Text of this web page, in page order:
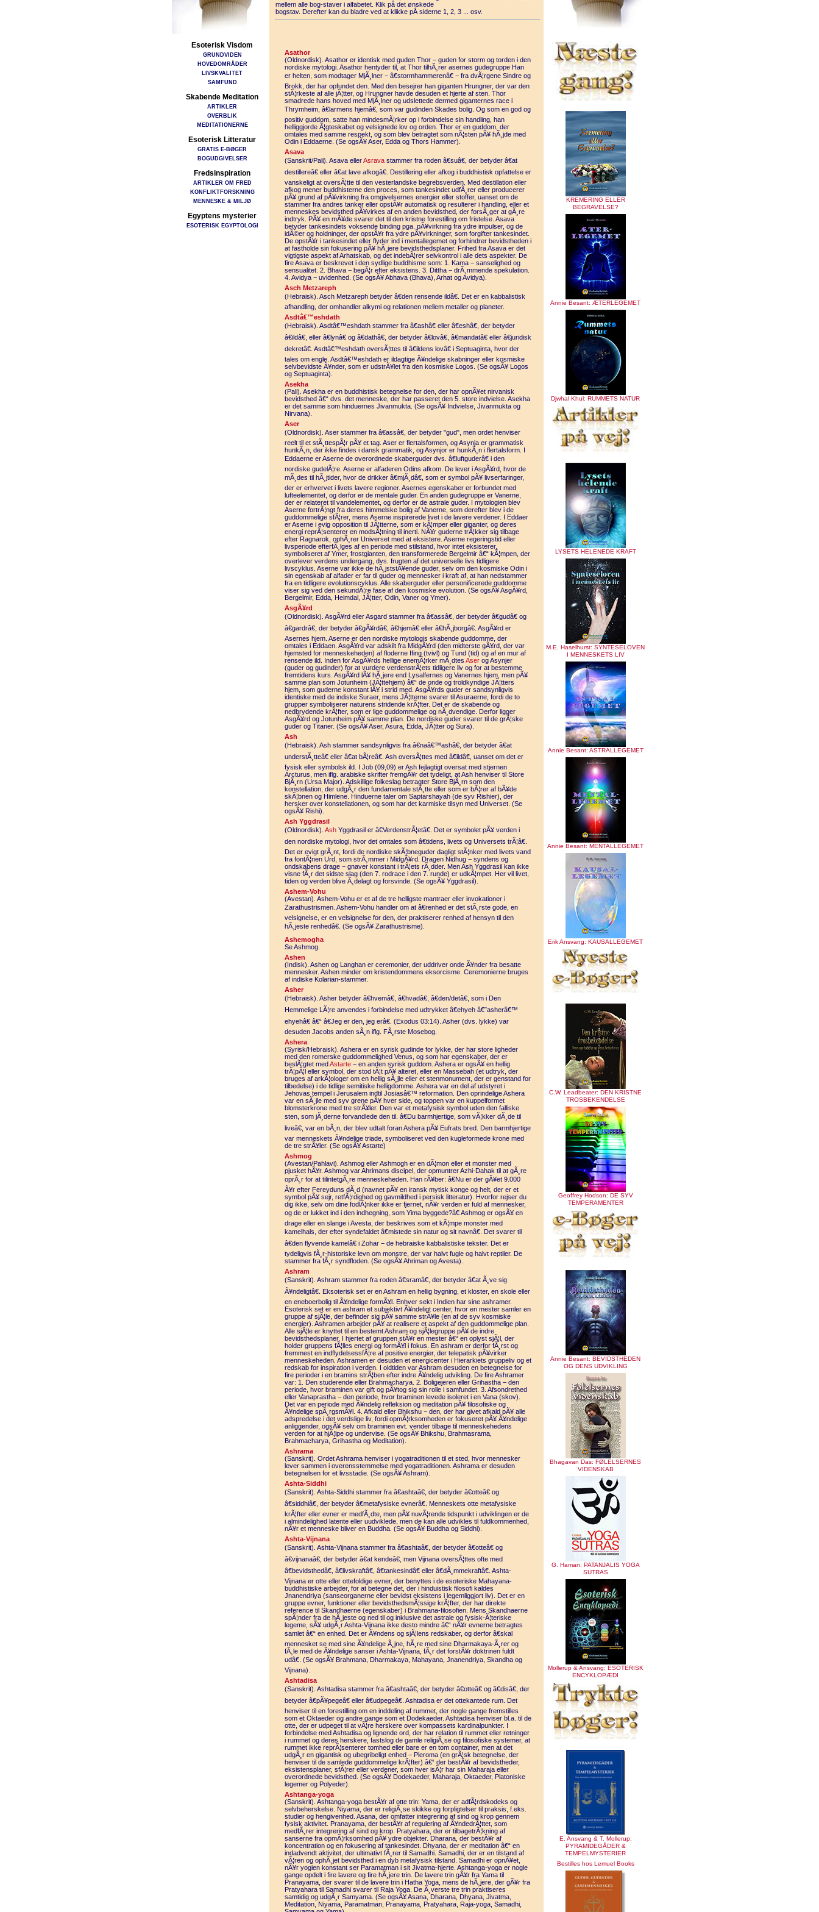
Esoterisk Visdom
GRUNDVIDEN
HOVEDOMRÅDER
LIVSKVALITET
SAMFUND
Skabende Meditation
ARTIKLER
OVERBLIK
MEDITATIONERNE
Esoterisk Litteratur
GRATIS E-BØGER
BOGUDGIVELSER
Fredsinspiration
ARTIKLER OM FRED
KONFLIKTFORSKNING
MENNESKE & MILJØ
Egyptens mysterier
ESOTERISK EGYPTOLOGI
mellem alle bog-staver i alfabetet. Klik på det ønskede
bogstav. Derefter kan du bladre ved at klikke pÅ siderne 1, 2, 3 ... osv.
Asathor
(Oldnordisk). Asathor er identisk med guden Thor − guden for storm og torden i den
nordiske mytologi. Asathor hentyder til, at Thor tilhÃ¸rer asernes gudegruppe Han
er helten, som modtager MjÃ¸lner − â€stormhammerenâ€ − fra dvÃ¦rgene Sindre og
Brokk, der har opfundet den. Med den besejrer han giganten Hrungner, der var den
stÃ¦rkeste af alle jÃ¦tter, og Hrungner havde desuden et hjerte af sten. Thor
smadrede hans hoved med MjÃ¸lner og udslettede dermed giganternes race i
Thrymheim, â€larmens hjemâ€, som var gudinden Skades bolig. Og som en god og
positiv guddom, satte han mindesmÃ¦rker op i forbindelse sin handling, han
helliggjorde Ã¦gteskabet og velsignede lov og orden. Thor er en guddom, der
omtales med samme respekt, og som blev betragtet som nÃ¦sten pÃ¥ hÃ¸jde med
Odin i Eddaerne. (Se ogsÃ¥ Aser, Edda og Thors Hammer).
Asava
(Sanskrit/Pali). Asava ellerAsrava stammer fra roden â€suâ€, der betyder â€at
destillereâ€ eller â€at lave afkogâ€. Destillering eller afkog i buddhistisk opfattelse er
vanskeligt at oversÃ¦tte til den vesterlandske begrebsverden. Med destillation eller
afkog mener buddhisterne den proces, som tankesindet udfÃ¸rer eller producerer
pÃ¥ grund af pÃ¥virkning fra omgivelsernes energier eller stoffer, uanset om de
stammer fra andres tanker eller opstÃ¥r automatisk og resulterer i handling, eller et
menneskes bevidsthed pÃ¥virkes af en anden bevidsthed, der forsÃ¸ger at gÃ¸re
indtryk. PÃ¥ en mÃ¥de svarer det til den kristne forestilling om fristelse. Asava
betyder tankesindets voksende binding pga. pÃ¥virkning fra ydre impulser, og de
idÃ©er og holdninger, der opstÃ¥r fra ydre pÃ¥virkninger, som forgifter tankesindet.
De opstÃ¥r i tankesindet eller flyder ind i mentallegemet og forhindrer bevidstheden i
at fastholde sin fokusering pÃ¥ hÃ¸jere bevidsthedsplaner. Frihed fra Asava er det
vigtigste aspekt af Arhatskab, og det indebÃ¦rer selvkontrol i alle dets aspekter. De
fire Asava er beskrevet i den sydlige buddhisme som: 1. Kama − sanselighed og
sensualitet. 2. Bhava − begÃ¦r efter eksistens. 3. Dittha − drÃ¸mmende spekulation.
4. Avidya − uvidenhed. (Se ogsÃ¥ Abhava (Bhava), Arhat og Avidya).
Asch Metzareph
(Hebraisk). Asch Metzareph betyder â€den rensende ildâ€. Det er en kabbalistisk
afhandling, der omhandler alkymi og relationen mellem metaller og planeter.
Asdtâ€™eshdath
(Hebraisk). Asdtâ€™eshdath stammer fra â€ashâ€ eller â€eshâ€, der betyder
â€ildâ€, eller â€lynâ€ og â€dathâ€, der betyder â€lovâ€, â€mandatâ€ eller â€juridisk
dekretâ€. Asdtâ€™eshdath oversÃ¦ttes til â€ildens lovâ€ i Septuaginta, hvor der
tales om engle. Asdtâ€™eshdath er ildagtige Ã¥ndelige skabninger eller kosmiske
selvbevidste Ã¥nder, som er udstrÃ¥let fra den kosmiske Logos. (Se ogsÃ¥ Logos
og Septuaginta).
Asekha
(Pali). Asekha er en buddhistisk betegnelse for den, der har opnÃ¥et nirvanisk
bevidsthed â€“ dvs. det menneske, der har passeret den 5. store indvielse. Asekha
er det samme som hinduernes Jivanmukta. (Se ogsÃ¥ Indvielse, Jivanmukta og
Nirvana).
Aser
(Oldnordisk). Aser stammer fra â€assâ€, der betyder "gud", men ordet henviser
reelt til et stÃ¸ttespÃ¦r pÃ¥ et tag. Aser er flertalsformen, og Asynja er grammatisk
hunkÃ¸n, der ikke findes i dansk grammatik, og Asynjor er hunkÃ¸n i flertalsform. I
Eddaerne er Aserne de overordnede skaberguder dvs. â€luftguderâ€ i den
nordiske gudelÃ¦re. Aserne er alfaderen Odins afkom. De lever i AsgÃ¥rd, hvor de
mÃ¸des til hÃ¸jtider, hvor de drikker â€mjÃ¸dâ€, som er symbol pÃ¥ livserfaringer,
der er erhvervet i livets lavere regioner. Asernes egenskaber er forbundet med
lufteelementet, og derfor er de mentale guder. En anden gudegruppe er Vanerne,
der er relateret til vandelementet, og derfor er de astrale guder. I mytologien blev
Aserne fortrÃ¦ngt fra deres himmelske bolig af Vanerne, som derefter blev i de
guddommelige sfÃ¦rer, mens Aserne inspirerede livet i de lavere verdener. I Eddaer
er Aserne i evig opposition til JÃ¦tterne, som er kÃ¦mper eller giganter, og deres
energi reprÃ¦senterer en modsÃ¦tning til inerti. NÃ¥r guderne trÃ¦kker sig tilbage
efter Ragnarok, ophÃ¸rer Universet med at eksistere. Aserne regeringstid eller
livsperiode efterfÃ¸lges af en periode med stilstand, hvor intet eksisterer,
symboliseret af Ymer, frostgianten, den transformerede Bergelmir â€“ kÃ¦mpen, der
overlever verdens undergang, dvs. frugten af det universelle livs tidligere
livscyklus. Aserne var ikke de hÃ¸jststÃ¥ende guder, selv om den kosmiske Odin i
sin egenskab af alfader er far til guder og mennesker i kraft af, at han nedstammer
fra en tidligere evolutionscyklus. Alle skaberguder eller personificerede guddomme
viser sig ved den sekundÃ¦re fase af den kosmiske evolution. (Se ogsÃ¥ AsgÃ¥rd,
Bergelmir, Edda, Heimdal, JÃ¦tter, Odin, Vaner og Ymer).
AsgÃ¥rd
(Oldnordisk). AsgÃ¥rd eller Asgard stammer fra â€assâ€, der betyder â€gudâ€ og
â€gardrâ€, der betyder â€gÃ¥rdâ€, â€hjemâ€ eller â€hÃ¸jborgâ€. AsgÃ¥rd er
Asernes hjem. Aserne er den nordiske mytologis skabende guddomme, der
omtales i Eddaen. AsgÃ¥rd var adskilt fra MidgÃ¥rd (den midterste gÃ¥rd, der var
hjemsted for menneskeheden) af floderne Ifing (tvivl) og Tund (tid) og af en mur af
rensende ild. Inden for AsgÃ¥rds hellige enemÃ¦rker mÃ¸dtes Aser og Asynjer
(guder og gudinder) for at vurdere verdenstrÃ¦ets tidligere liv og for at bestemme
fremtidens kurs. AsgÃ¥rd lÃ¥ hÃ¸jere end Lysalfernes og Vanernes hjem, men pÃ¥
samme plan som Jotunheim (JÃ¦ttehjem) â€“ de onde og troldkyndige JÃ¦tters
hjem, som guderne konstant lÃ¥ i strid med. AsgÃ¥rds guder er sandsynligvis
identiske med de indiske Suraer, mens JÃ¦tterne svarer til Asuraerne, fordi de to
grupper symboliserer naturens stridende krÃ¦fter. Det er de skabende og
nedbrydende krÃ¦fter, som er lige guddommelige og nÃ¸dvendige. Derfor ligger
AsgÃ¥rd og Jotunheim pÃ¥ samme plan. De nordiske guder svarer til de grÃ¦ske
guder og Titaner. (Se ogsÃ¥ Aser, Asura, Edda, JÃ¦tter og Sura).
Ash
(Hebraisk). Ash stammer sandsynligvis fra â€naâ€™ashâ€, der betyder â€at
understÃ¸tteâ€ eller â€at bÃ¦reâ€. Ash oversÃ¦ttes med â€ildâ€, uanset om det er
fysisk eller symbolsk ild. I Job (09,09) er Ash fejlagtigt oversat med stjernen
Arcturus, men iflg. arabiske skrifter fremgÃ¥r det tydeligt, at Ash henviser til Store
BjÃ¸rn (Ursa Major). Adskillige folkeslag betragter Store BjÃ¸rn som den
konstellation, der udgÃ¸r den fundamentale stÃ¸tte eller som er bÃ¦rer af bÃ¥de
skÃ¦bnen og Himlene. Hinduerne taler om Saptarshayah (de syv Rishier), der
hersker over konstellationen, og som har det karmiske tilsyn med Universet. (Se
ogsÃ¥ Rishi).
Ash Yggdrasil
(Oldnordisk). Ash Yggdrasil er â€VerdenstrÃ¦etâ€. Det er symbolet pÃ¥ verden i
den nordiske mytologi, hvor det omtales som â€tidens, livets og Universets trÃ¦â€.
Det er evigt grÃ¸nt, fordi de nordiske skÃ¦bneguder dagligt stÃ¦nker med livets vand
fra fontÃ¦nen Urd, som strÃ¸mmer i MidgÃ¥rd. Dragen Nidhug − syndens og
ondskabens drage − gnaver konstant i trÃ¦ets rÃ¸dder. Men Ash Yggdrasil kan ikke
visne fÃ¸r det sidste slag (den 7. rodrace i den 7. runde) er udkÃ¦mpet. Her vil livet,
tiden og verden blive Ã¸delagt og forsvinde. (Se ogsÃ¥ Yggdrasil).
Ashem-Vohu
(Avestan). Ashem-Vohu er et af de tre helligste mantraer eller invokationer i
Zarathustrismen. Ashem-Vohu handler om at â€renhed er det stÃ¸rste gode, en
velsignelse, er en velsignelse for den, der praktiserer renhed af hensyn til den
hÃ¸jeste renhedâ€. (Se ogsÃ¥ Zarathustrisme).
Ashemogha
Se Ashmog.
Ashen
(Indisk). Ashen og Langhan er ceremonier, der uddriver onde Ã¥nder fra besatte
mennesker. Ashen minder om kristendommens eksorcisme. Ceremonierne bruges
af indiske Kolarian-stammer.
Asher
(Hebraisk). Asher betyder â€hvemâ€, â€hvadâ€, â€den/detâ€, som i Den
Hemmelige LÃ¦re anvendes i forbindelse med udtrykket â€ehyeh â€˜asherâ€™
ehyehâ€ â€“ â€Jeg er den, jeg erâ€. (Exodus 03:14). Asher (dvs. lykke) var
desuden Jacobs anden sÃ¸n iflg. FÃ¸rste Mosebog.
Ashera
(Syrisk/Hebraisk). Ashera er en syrisk gudinde for lykke, der har store ligheder
med den romerske guddommelighed Venus, og som har egenskaber, der er
beslÃ¦gtet medAstarte − en anden syrisk guddom. Ashera er ogsÃ¥ en hellig
trÃ¦pÃ¦l eller symbol, der stod tÃ¦t pÃ¥ alteret, eller en Massebah (et udtryk, der
bruges af arkÃ¦ologer om en hellig sÃ¸jle eller et stenmonument, der er genstand for
tilbedelse) i de tidlige semitiske helligdomme. Ashera var en del af udstyret i
Jehovas tempel i Jerusalem indtil Josiasâ€™ reformation. Den oprindelige Ashera
var en sÃ¸jle med syv grene pÃ¥ hver side, og toppen var en kuppelformet
blomsterkrone med tre strÃ¥ler. Den var et metafysisk symbol uden den falliske
sten, som jÃ¸derne forvandlede den til. â€Du barmhjertige, som vÃ¦kker dÃ¸de til
liveâ€, var en bÃ¸n, der blev udtalt foran Ashera pÃ¥ Eufrats bred. Den barmhjertige
var menneskets Ã¥ndelige triade, symboliseret ved den kugleformede krone med
de tre strÃ¥ler. (Se ogsÃ¥ Astarte)
Ashmog
(Avestan/Pahlavi). Ashmog eller Ashmogh er en dÃ¦mon eller et monster med
pjusket hÃ¥r. Ashmog var Ahrimans discipel, der opmuntrer Azhi-Dahak til at gÃ¸re
oprÃ¸r for at tilintetgÃ¸re menneskeheden. Han rÃ¥ber: â€Nu er der gÃ¥et 9.000
Ã¥r efter Fereyduns dÃ¸d (navnet pÃ¥ en iransk mytisk konge og helt, der er et
symbol pÃ¥ sejr, retfÃ¦rdighed og gavmildhed i persisk litteratur). Hvorfor rejser du
dig ikke, selv om dine fodlÃ¦nker ikke er fjernet, nÃ¥r verden er fuld af mennesker,
og de er lukket ind i den indhegning, som Yima byggede?â€ Ashmog er ogsÃ¥ en
drage eller en slange i Avesta, der beskrives som et kÃ¦mpe monster med
kamelhals, der efter syndefaldet â€mistede sin natur og sit navnâ€. Det svarer til
â€den flyvende kamelâ€ i Zohar − de hebraiske kabbalistiske tekster. Det er
tydeligvis fÃ¸r-historiske levn om monstre, der var halvt fugle og halvt reptiler. De
stammer fra fÃ¸r syndfloden. (Se ogsÃ¥ Ahriman og Avesta).
Ashram
(Sanskrit). Ashram stammer fra roden â€sramâ€, der betyder â€at Ã¸ve sig
Ã¥ndeligtâ€. Eksoterisk set er en Ashram en hellig bygning, et kloster, en skole eller
en eneboerbolig til Ã¥ndelige formÃ¥l. Enhver sekt i Indien har sine ashramer.
Esoterisk set er en ashram et subjektivt Ã¥ndeligt center, hvor en mester samler en
gruppe af sjÃ¦le, der befinder sig pÃ¥ samme strÃ¥le (en af de syv kosmiske
energier). Ashramen arbejder pÃ¥ at realisere et aspekt af den guddommelige plan.
Alle sjÃ¦le er knyttet til en bestemt Ashram og sjÃ¦legruppe pÃ¥ de indre
bevidsthedsplaner. I hjertet af gruppen stÃ¥r en mester â€“ en oplyst sjÃ¦l, der
holder gruppens fÃ¦lles energi og formÃ¥l i fokus. En ashram er derfor fÃ¸rst og
fremmest en indflydelsessfÃ¦re af positive energier, der telepatisk pÃ¥virker
menneskeheden. Ashramen er desuden et energicenter i Hierarkiets gruppeliv og et
redskab for inspiration i verden. I oldtiden var Ashram desuden en betegnelse for
fire perioder i en bramins strÃ¦ben efter indre Ã¥ndelig udvikling. De fire Ashramer
var: 1. Den studerende eller Brahmacharya. 2. Boligejeren eller Grihastha − den
periode, hvor braminen var gift og pÃ¥tog sig sin rolle i samfundet. 3. Afsondrethed
eller Vanaprastha − den periode, hvor braminen levede isoleret i en Vana (skov).
Det var en periode med Ã¥ndelig refleksion og meditation pÃ¥ filosofiske og
Ã¥ndelige spÃ¸rgsmÃ¥l. 4. Afkald eller Bhikshu − den, der har givet afkald pÃ¥ alle
adspredelse i det verdslige liv, fordi opmÃ¦rksomheden er fokuseret pÃ¥ Ã¥ndelige
anliggender, ogsÃ¥ selv om braminen evt. vender tilbage til menneskehedens
verden for at hjÃ¦lpe og undervise. (Se ogsÃ¥ Bhikshu, Brahmasrama,
Brahmacharya, Grihastha og Meditation).
Ashrama
(Sanskrit). Ordet Ashrama henviser i yogatraditionen til et sted, hvor mennesker
lever sammen i overensstemmelse med yogatraditionen. Ashrama er desuden
betegnelsen for et livsstadie. (Se ogsÃ¥ Ashram).
Ashta-Siddhi
(Sanskrit). Ashta-Siddhi stammer fra â€ashtaâ€, der betyder â€otteâ€ og
â€siddhiâ€, der betyder â€metafysiske evnerâ€. Menneskets otte metafysiske
krÃ¦fter eller evner er medfÃ¸dte, men pÃ¥ nuvÃ¦rende tidspunkt i udviklingen er de
i almindelighed latente eller uudviklede, men de kan alle udvikles til fuldkommenhed,
nÃ¥r et menneske bliver en Buddha. (Se ogsÃ¥ Buddha og Siddhi).
Ashta-Vijnana
(Sanskrit). Ashta-Vijnana stammer fra â€ashtaâ€, der betyder â€otteâ€ og
â€vijnanaâ€, der betyder â€at kendeâ€, men Vijnana oversÃ¦ttes ofte med
â€bevidsthedâ€, â€livskraftâ€, â€tankesindâ€ eller â€dÃ¸mmekraftâ€. Ashta-
Vijnana er otte eller ottefoldige evner, der benyttes i de esoteriske Mahayana-
buddhistiske arbejder, for at betegne det, der i hinduistisk filosofi kaldes
Jnanendriya (sanseorganerne eller bevidst eksistens i legemliggjort liv). Det er en
gruppe evner, funktioner eller bevidsthedsmÃ¦ssige krÃ¦fter, der har direkte
reference til Skandhaerne (egenskaber) i Brahmana-filosofien. Mens Skandhaerne
spÃ¦nder fra de hÃ¸jeste og ned til og inklusive det astrale og fysisk-Ã¦teriske
legeme, sÃ¥ udgÃ¸r Ashta-Vijnana ikke desto mindre â€“ nÃ¥r evnerne betragtes
samlet â€“ en enhed. Det er Ã¥ndens og sjÃ¦lens redskaber, og derfor â€skal
mennesket se med sine Ã¥ndelige Ã¸jne, hÃ¸re med sine Dharmakaya-Ã¸rer og
fÃ¸le med de Ã¥ndelige sanser i Ashta-Vijnana, fÃ¸r det forstÃ¥r doktrinen fuldt
udâ€. (Se ogsÃ¥ Brahmana, Dharmakaya, Mahayana, Jnanendriya, Skandha og
Vijnana).
Ashtadisa
(Sanskrit). Ashtadisa stammer fra â€ashtaâ€, der betyder â€otteâ€ og â€disâ€, der
betyder â€pÃ¥pegeâ€ eller â€udpegeâ€. Ashtadisa er det ottekantede rum. Det
henviser til en forestilling om en inddeling af rummet, der nogle gange fremstilles
som et Oktaeder og andre gange som et Dodekaeder. Ashtadisa henviser bl.a. til de
otte, der er udpeget til at vÃ¦re herskere over kompassets kardinalpunkter. I
forbindelse med Ashtadisa og lignende ord, der har relation til rummet eller retninger
i rummet og deres herskere, fastslog de gamle religiÃ¸se og filosofiske systemer, at
rummet ikke reprÃ¦senterer tomhed eller bare er en tom container, men at det
udgÃ¸r en gigantisk og ubegribeligt enhed − Pleroma (en grÃ¦sk betegnelse, der
henviser til de samlede guddommelige krÃ¦fter) â€“ der bestÃ¥r af bevidstheder,
eksistensplaner, sfÃ¦rer eller verdener, som hver isÃ¦r har sin Maharaja eller
overordnede bevidsthed. (Se ogsÃ¥ Dodekaeder, Maharaja, Oktaeder, Platoniske
legemer og Polyeder).
Ashtanga-yoga
(Sanskrit). Ashtanga-yoga bestÃ¥r af otte trin: Yama, der er adfÃ¦rdskodeks og
selvbeherskelse. Niyama, der er religiÃ¸se skikke og forpligtelser til praksis, f.eks.
studier og hengivenhed. Asana, der omfatter integrering af sind og krop gennem
fysisk aktivitet. Pranayama, der bestÃ¥r af regulering af Ã¥ndedrÃ¦ttet, som
medfÃ¸rer integrering af sind og krop. Pratyahara, der er tilbagetrÃ¦kning af
sanserne fra opmÃ¦rksomhed pÃ¥ ydre objekter. Dharana, der bestÃ¥r af
koncentration og en fokusering af tankesindet. Dhyana, der er meditation â€“ en
indadvendt aktivitet, der ultimativt fÃ¸rer til Samadhi. Samadhi, der er en tilstand af
vÃ¦ren og ophÃ¸jet bevidsthed i en dyb metafysisk tilstand. Samadhi er opnÃ¥et,
nÃ¥r yogien konstant ser Paramatman i sit Jivatma-hjerte. Ashtanga-yoga er nogle
gange opdelt i fire lavere og fire hÃ¸jere trin. De lavere trin gÃ¥r fra Yama til
Pranayama, der svarer til de lavere trin i Hatha Yoga, mens de hÃ¸jere, der gÃ¥r fra
Pratyahara til Samadhi svarer til Raja Yoga. De Ã¸verste tre trin praktiseres
samtidig og udgÃ¸r Samyama. (Se ogsÃ¥ Asana, Dharana, Dhyana, Jivatma,
Meditation, Niyama, Paramatman, Pranayama, Pratyahara, Raja-yoga, Samadhi,
KREMERING ELLER
BEGRAVELSE?
Annie Besant: ÆTERLEGEMET
Djwhal Khul: RUMMETS NATUR
LYSETS HELENEDE KRAFT
M.E. Haselhurst: SYNTESELOVEN
I MENNESKETS LIV
Annie Besant: ASTRALLEGEMET
Annie Besant: MENTALLEGEMET
Erik Ansvang: KAUSALLEGEMET
C.W. Leadbeater: DEN KRISTNE
TROSBEKENDELSE
Geoffrey Hodson: DE SYV
TEMPERAMENTER
Annie Besant: BEVIDSTHEDEN
OG DENS UDVIKLING
Bhagavan Das: FØLELSERNES
VIDENSKAB
G. Haman: PATANJALIS YOGA
SUTRAS
Mollerup & Ansvang: ESOTERISK
ENCYKLOPÆDI
E. Ansvang & T. Mollerup:
PYRAMIDEGÅDER &
TEMPELMYSTERIER
Bestilles hos Lemuel Books